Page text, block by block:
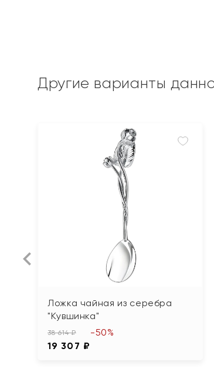
Другие варианты
Ложка чайная из серебра
"Кувшинка"
38 614 ₽
19 307 ₽
-50%